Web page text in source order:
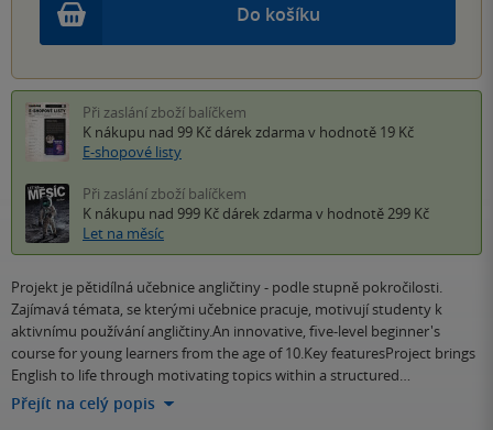
Do košíku
Při zaslání zboží balíčkem
K nákupu nad 99 Kč dárek zdarma v hodnotě 19 Kč
E-shopové listy
Při zaslání zboží balíčkem
K nákupu nad 999 Kč dárek zdarma v hodnotě 299 Kč
Let na měsíc
Projekt je pětidílná učebnice angličtiny - podle stupně pokročilosti.
Zajímavá témata, se kterými učebnice pracuje, motivují studenty k
aktivnímu používání angličtiny.An innovative, five-level beginner's
course for young learners from the age of 10.Key featuresProject brings
English to life through motivating topics within a structured…
Přejít na celý popis